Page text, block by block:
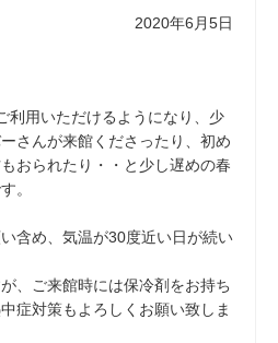
2020年6月5日
利用いただけるようになり、少
さんが来館くださったり、初め
おられたり・・と少し遅めの春
。
含め、気温が30度近い日が続い
、ご来館時には保冷剤をお持ち
症対策もよろしくお願い致しま